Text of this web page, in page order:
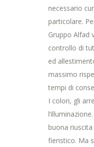
necessario
particolare.
Gruppo Alfad
controllo di
ed
massimo
tempi di
I colori, gli
buona
fieristico. Ma